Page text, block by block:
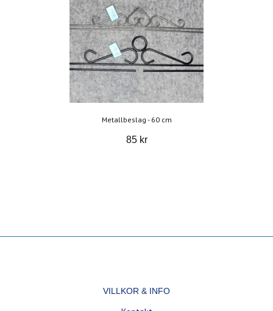
Metallbeslag - 60 cm
85 kr
VILLKOR & INFO